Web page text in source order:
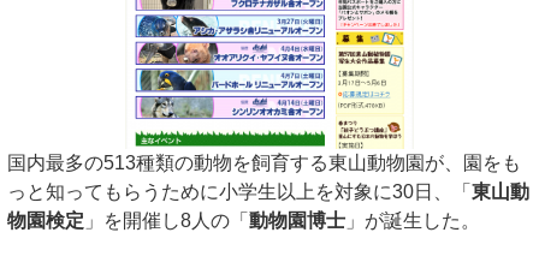
国内最多の513種類の動物を飼育する東山動物園が、園をも
っと知ってもらうために小学生以上を対象に30日、「 東山動
物園検定 」を開催し8人の「 動物園博士 」が誕生した。